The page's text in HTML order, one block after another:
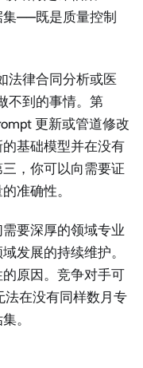
——既是质量控制
法律合同分析或医
不到的事情。第
更新或管道修改
基础模型并在没有
，你可以向需要证
准确性。
要深厚的领域专业
发展的持续维护。
原因。竞争对手可
法在没有同样数月专
。